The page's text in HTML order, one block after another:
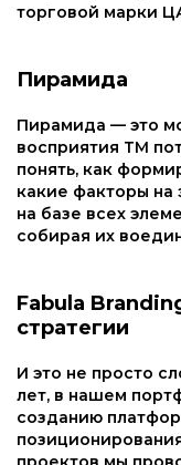
торговой марки
Пирамида
Пирамида — это
восприятия ТМ
понять, как
какие факторы на
на базе всех
собирая их
Fabula
стратегии
И это не просто
лет, в нашем
созданию